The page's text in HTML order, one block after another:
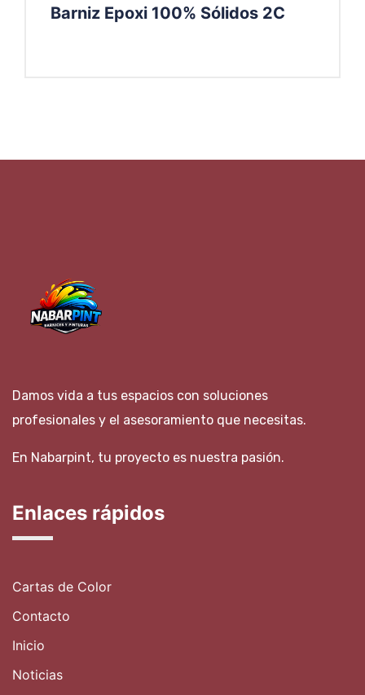
Barniz Epoxi 100% Sólidos 2C
Damos vida a tus espacios con soluciones
profesionales y el asesoramiento que necesitas.
En Nabarpint, tu proyecto es nuestra pasión.
Enlaces rápidos
Cartas de Color
Contacto
Inicio
Noticias